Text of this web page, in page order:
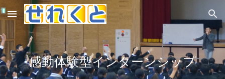
Skip to main content Skip to navigation
感動体験型インターンシップ